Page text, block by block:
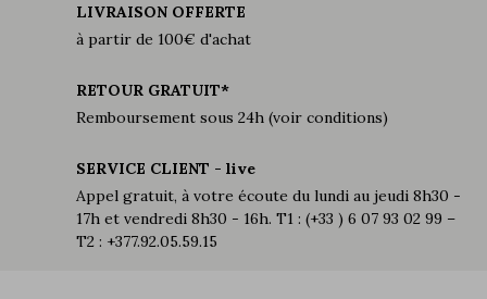
LIVRAISON OFFERTE
à partir de 100€ d'achat
RETOUR GRATUIT*
Remboursement sous 24h (voir conditions)
SERVICE CLIENT - live
Appel gratuit, à votre écoute du lundi au jeudi 8h30 -
17h et vendredi 8h30 - 16h. T1 : (+33 ) 6 07 93 02 99 –
T2 : +377.92.05.59.15